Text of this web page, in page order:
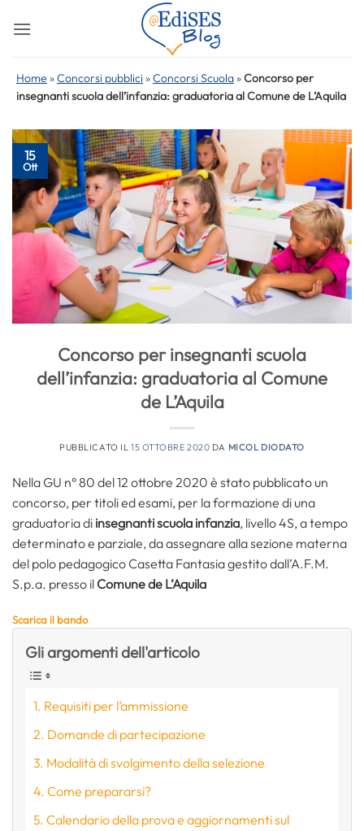
Home »Concorsi pubblici »Concorsi Scuola »Concorso per
insegnanti scuola dell’infanzia: graduatoria al Comune de L’Aquila
15
Ott
Concorso per insegnanti scuola
dell’infanzia: graduatoria al Comune
de L’Aquila
PUBBLICATO IL 15 OTTOBRE 2020 DA MICOL DIODATO
Nella GU n° 80 del 12 ottobre 2020 è stato pubblicato un
concorso, per titoli ed esami, per la formazione di una
graduatoria di insegnanti scuola infanzia, livello 4S, a tempo
determinato e parziale, da assegnare alla sezione materna
del polo pedagogico Casetta Fantasia gestito dall’A.F.M.
S.p.a. presso il Comune de L’Aquila
Scarica il bando
Gli argomenti dell'articolo
Requisiti per l’ammissione
Domande di partecipazione
Modalità di svolgimento della selezione
Come prepararsi?
Calendario della prova e aggiornamenti sul